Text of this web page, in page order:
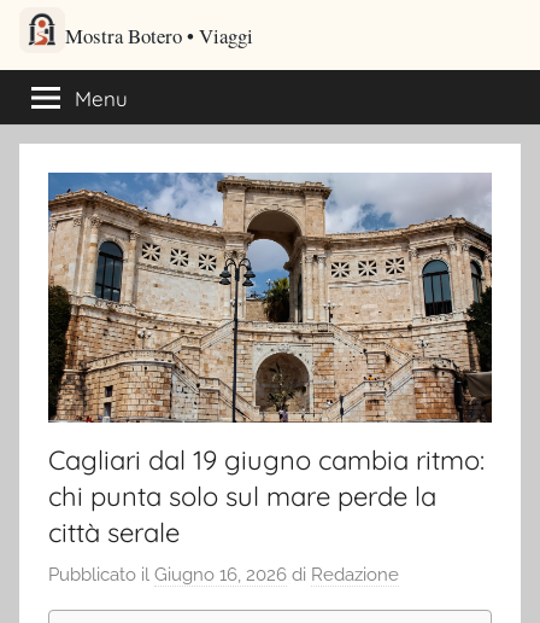
Salta
contenuto
Mostra Botero – Viaggi
Viaggi culturali e itinerari turistici per gli amanti dei viaggi
Menu
Cagliari dal 19 giugno cambia ritmo:
chi punta solo sul mare perde la
città serale
Pubblicato il Giugno 16, 2026 di Redazione